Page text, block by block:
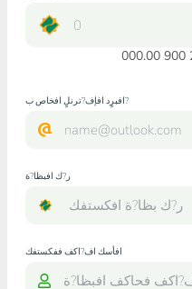
افبرٍد افإف?ترنلٍ افخاص ب?
ر?ك افبظا?ة
افأسك اف?اكف ففكستفك